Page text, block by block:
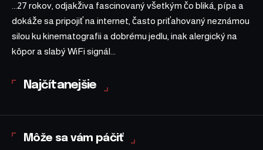
...27 rokov, odjakživa fascinovaný všetkým čo bliká, pípa a
dokáže sa pripojiť na internet, často priťahovaný neznámou
silou ku kinematografii a dobrému jedlu, inak alergický na
kôpor a slabý WiFi signál...
Najčítanejšie
Môže sa vám páčiť